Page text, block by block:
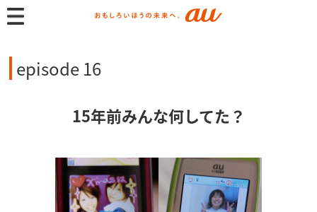
episode 16
15年前みんな何してた？